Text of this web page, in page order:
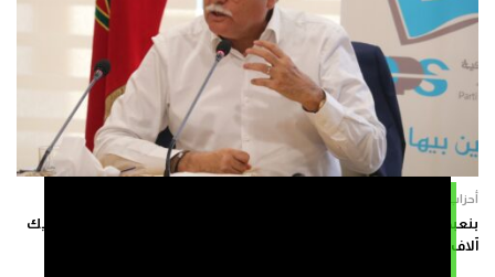
أحزاب
بنعبد الله: بسبب اليأس.. رسائل بسيطة عبر منصات التواصل كافية لتحريك
آلاف الشباب نحو الهجرة